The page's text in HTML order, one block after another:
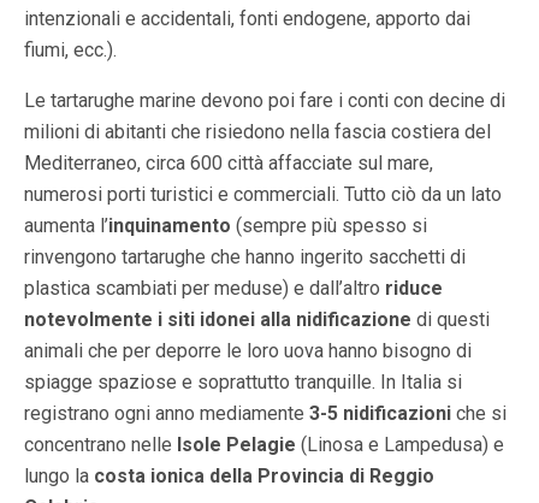
intenzionali e accidentali, fonti endogene, apporto dai
fiumi, ecc.).
Le tartarughe marine devono poi fare i conti con decine di
milioni di abitanti che risiedono nella fascia costiera del
Mediterraneo, circa 600 città affacciate sul mare,
numerosi porti turistici e commerciali. Tutto ciò da un lato
aumenta l’inquinamento (sempre più spesso si
rinvengono tartarughe che hanno ingerito sacchetti di
plastica scambiati per meduse) e dall’altro riduce
notevolmente i siti idonei alla nidificazione di questi
animali che per deporre le loro uova hanno bisogno di
spiagge spaziose e soprattutto tranquille. In Italia si
registrano ogni anno mediamente 3-5 nidificazioni che si
concentrano nelle Isole Pelagie (Linosa e Lampedusa) e
lungo la costa ionica della Provincia di Reggio